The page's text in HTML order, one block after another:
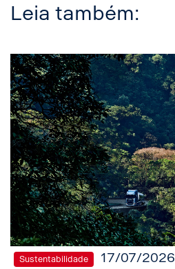
Leia também:
Sustentabilidade 17/07/2026